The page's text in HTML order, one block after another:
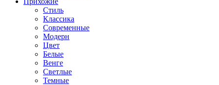
Стиль
Классика
Современные
Модерн
Цвет
Белые
Венге
Светлые
Темные